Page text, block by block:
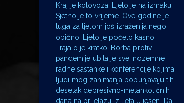
Kraj je kolovoza. Ljeto je na izmaku.
Sjetno je to vrijeme. Ove godine je
tuga za ljetom još izraženija nego
obično. Ljeto je počelo kasno.
Trajalo je kratko. Borba protiv
pandemije ubila je sve inozemne
radne sastanke i konferencije kojima
ljudi mog zanimanja popunjavaju tih
desetak depresivno-melankoličnih
dana na prijelazu iz ljeta u jesen. Da, …